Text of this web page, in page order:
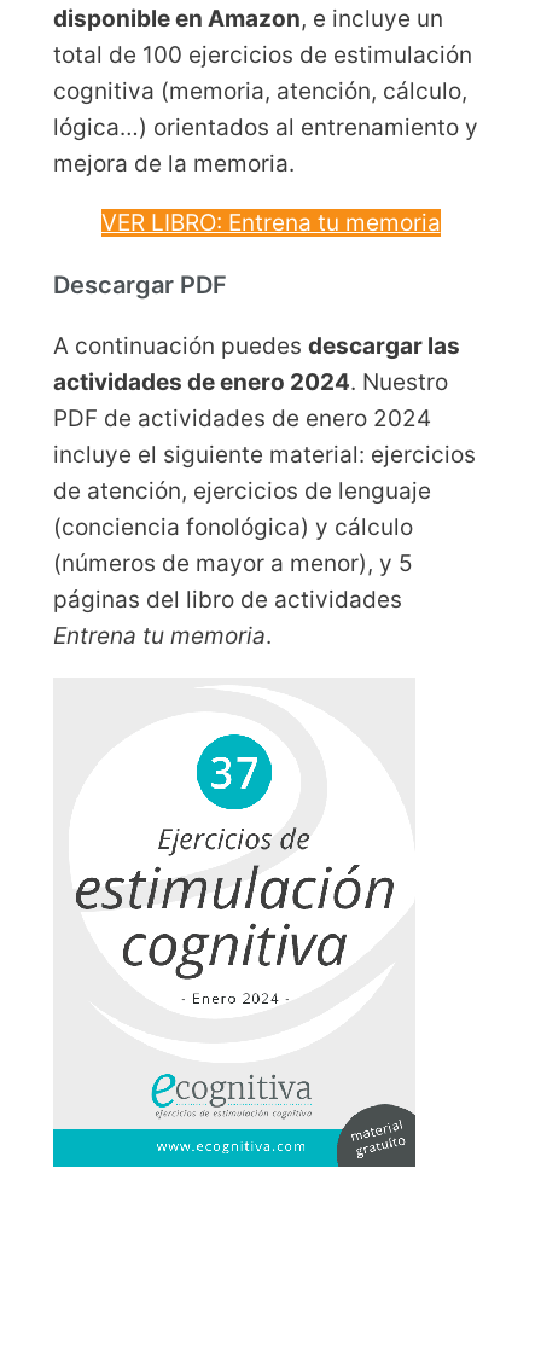
disponible en Amazon, e incluye un
total de 100 ejercicios de estimulación
cognitiva (memoria, atención, cálculo,
lógica…) orientados al entrenamiento y
mejora de la memoria.
VER LIBRO: Entrena tu memoria
Descargar PDF
A continuación puedes descargar las
actividades de enero 2024. Nuestro
PDF de actividades de enero 2024
incluye el siguiente material: ejercicios
de atención, ejercicios de lenguaje
(conciencia fonológica) y cálculo
(números de mayor a menor), y 5
páginas del libro de actividades
Entrena tu memoria.